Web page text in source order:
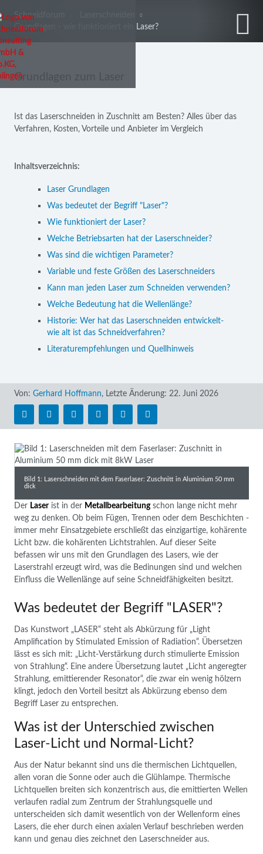
Schneidforum
Grundlagen - wie funktioniert ein Laser?
Grundlagen zum Laser
Ist das Laserschneiden in Zuschnitt am Besten? Alles über das
Verfahren, Kosten, Vorteile und Anbieter im Vergleich
Inhaltsverzeichnis:
Laser Grundlagen
Was bedeutet der Begriff "Laser"?
Wie funktioniert der Laser?
Welche Betriebsarten hat der Laserschneider?
Was sind die wichtigen Parameter?
Variable und feste Größen des Laserschneiders
Kann man jeden Laser zum Schneiden verwenden?
Welche Bedeutung hat die Wellenlänge?
Historie: Wer hat das Laserschneiden entwickelt-
wie alt ist das Schneidverfahren?
Literaturempfehlungen und Quellhinweis
Von: Gerhard Hoffmann, Letzte Änderung: 22. Juni 2026
Der Laserist in der Metallbearbeitungschon lange nicht mehr
weg zu denken. Ob beim Fügen, Trennen oder dem Beschichten -
immer mehr Einsatzgebiete erschließt das einzigartige, kohärente
Licht bzw. die kohärenten Lichtstrahlen. Auf dieser Seite
befassen wir uns mit den Grundlagen des Lasers, wie der
Laserstrahl erzeugt wird, was die Bedinungen sind und welchen
Einfluss die Wellenlänge auf seine Schneidfähigkeiten besitzt.
Bild 1: Laserschneiden mit dem Faserlaser: Zuschnitt in Aluminium 50 mm
dick
Was bedeutet der Begriff "LASER"?
Das Kunstwort „LASER“ steht als Abkürzung für „ Light
Amplification by Stimulated Emission of Radiation“. Übersetzen
lässt es sich mit: „ Licht-Verstärkung durch stimulierte Emission
von Strahlung“. Eine andere Übersetzung lautet „Licht angeregter
Strahlung, emittierender Resonator“, die zwar ein wenig hölzern
klingt, jedoch den Vorteil besitzt als Abkürzung ebenso dem
Begriff Laser zu entsprechen.
Was ist der Unterschied zwischen
Laser-Licht und Normal-Licht?
Aus der Natur bekannt sind uns die thermischen Lichtquellen,
allen voran die Sonne oder auch die Glühlampe. Thermische
Lichtquellen breiten sich konzentrisch aus, die emittierten Wellen
verlaufen radial zum Zentrum der Strahlungsquelle und
unterscheiden sich damit wesentlich von der Wellenform eines
Lasers, die eher durch einen axialen Verlauf beschrieben werden
kann und genau dies zeichnet den Laserschneider aus.